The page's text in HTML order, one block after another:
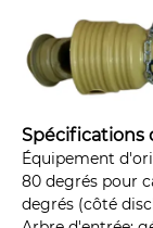
Spécifications
Équipement
80 degrés pour
degrés (côté